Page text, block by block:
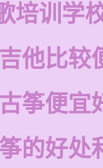
培训学
他比较
筝便宜
的好处